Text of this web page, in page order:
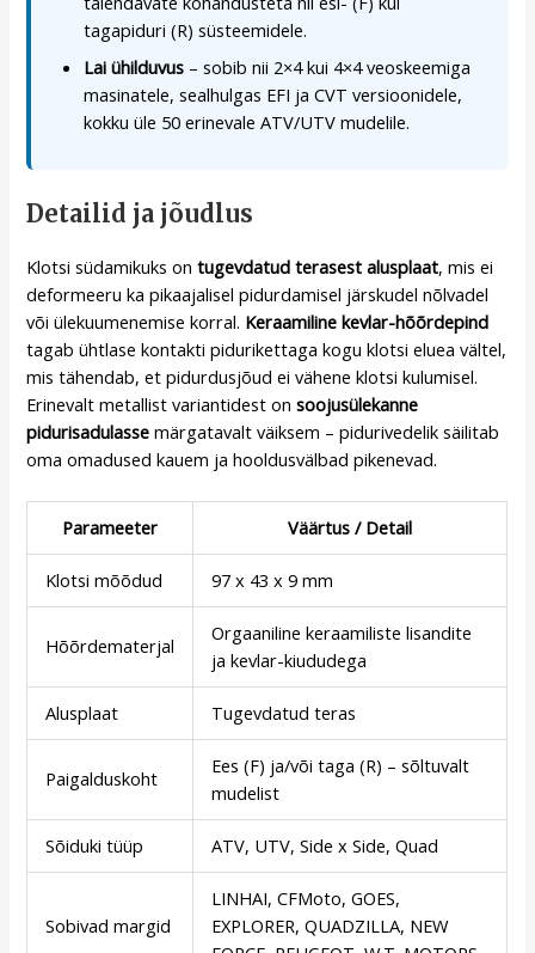
tagapiduri (R) süsteemidele.
Lai ühilduvus – sobib nii 2×4 kui 4×4 veoskeemiga
masinatele, sealhulgas EFI ja CVT versioonidele,
kokku üle 50 erinevale ATV/UTV mudelile.
Detailid ja jõudlus
Klotsi südamikuks ontugevdatud terasest alusplaat, mis ei
deformeeru ka pikaajalisel pidurdamisel järskudel nõlvadel
või ülekuumenemise korral. Keraamiline kevlar-hõõrdepind
tagab ühtlase kontakti pidurikettaga kogu klotsi eluea vältel,
mis tähendab, et pidurdusjõud ei vähene klotsi kulumisel.
Erinevalt metallist variantidest onsoojusülekanne
pidurisadulasse märgatavalt väiksem – pidurivedelik säilitab
oma omadused kauem ja hooldusvälbad pikenevad.
Parameeter Väärtus / Detail
Klotsi mõõdud 97 x 43 x 9 mm
Hõõrdematerjal
Orgaaniline keraamiliste lisandite
ja kevlar-kiududega
Alusplaat Tugevdatud teras
Paigalduskoht
Ees (F) ja/või taga (R) – sõltuvalt
mudelist
Sõiduki tüüp ATV, UTV, Side x Side, Quad
Sobivad margid
LINHAI, CFMoto, GOES,
EXPLORER, QUADZILLA, NEW